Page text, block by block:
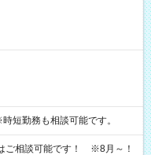
勤務も相談可能です。
ご相談可能です！ ※8月～！